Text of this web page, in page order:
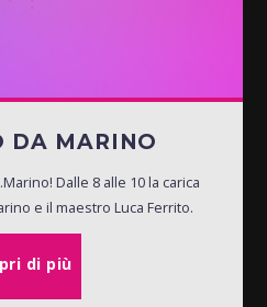
DA MARINO
Dalle 8 alle 10 la carica
e il maestro Luca Ferrito.
di più